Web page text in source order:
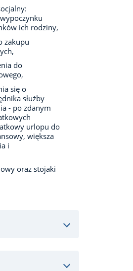
ich rodziny,
zakupu
do
się o
służby
- po zdanym
urlopu do
większa
i
oraz stojaki